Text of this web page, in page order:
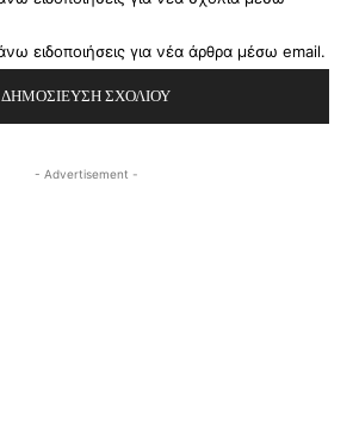
ειδοποιήσεις για νέα άρθρα μέσω email.
- Advertisement -